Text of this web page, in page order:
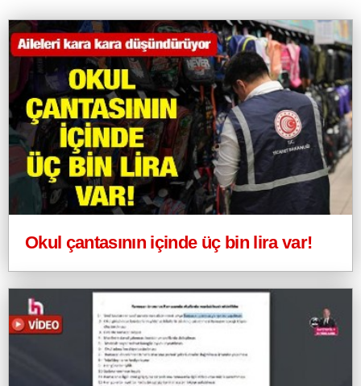
Okul çantasının içinde üç bin lira var!